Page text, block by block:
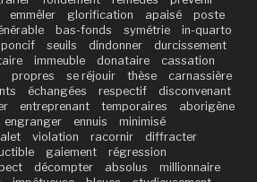
emmêler glorification apaisé
poste
bas-fonds symétrie
in-quarto
poncif seuils dindonner
durcissement
immeuble donataire
cassation
propres se réjouir thèse
carnassière
échangées respectif
disconvenant
entreprenant temporaires
aborigène
engranger ennuis
minimisé
violation racornir
diffracter
gaiement
régression
décompter absolus
millionnaire